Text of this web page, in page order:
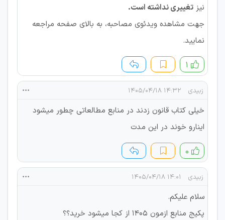
نیز تغییری نداشته است.
جهت مشاهده ویدئوی مصاحبه، به بالای صفحه مراجعه
نمایید.
۱
زبیدی ۱۴:۳۲ ۱۴۰۵/۰۴/۱۸
خیلی کتاب قانون زدند در منابع مطالعاتی چطور میشود
اینارو خوند در این مدت
۰
زبیدی ۱۴:۰۱ ۱۴۰۵/۰۴/۱۸
سلام علیکم.
پکیج منابع ازمون 1405 از کجا میشود خرید؟؟